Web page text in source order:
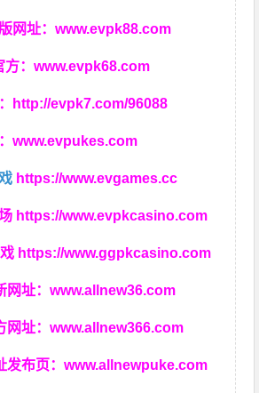
网址：www.evpk88.com
方：www.evpk68.com
http://evpk7.com/96088
www.evpukes.com
https://www.evgames.cc
https://www.evpkcasino.com
https://www.ggpkcasino.com
网址：www.allnew36.com
网址：www.allnew366.com
发布页：www.allnewpuke.com